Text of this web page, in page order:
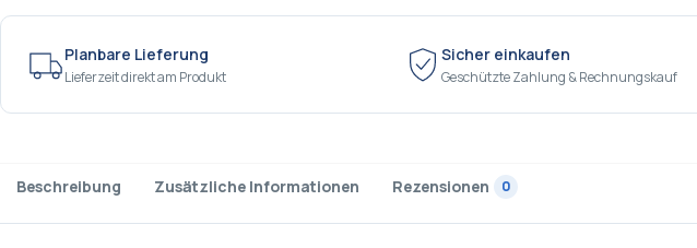
Planbare Lieferung
Lieferzeit direkt am Produkt
Sicher einkaufen
Geschützte Zahlung & Rechnungskauf
Beschreibung Zusätzliche Informationen Rezensionen 0